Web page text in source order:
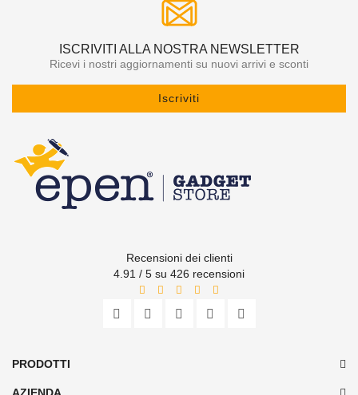
ISCRIVITI ALLA NOSTRA NEWSLETTER
Ricevi i nostri aggiornamenti su nuovi arrivi e sconti
Iscriviti
Recensioni dei clienti
4.91 / 5 su 426 recensioni
PRODOTTI